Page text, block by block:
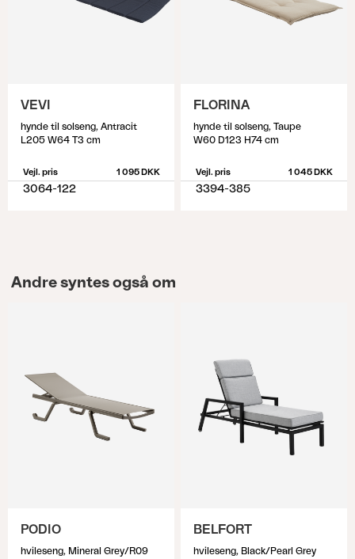
VEVI
hynde til solseng, Antracit
L205 W64 T3 cm
Vejl. pris 1 095 DKK
3064-122
FLORINA
hynde til solseng, Taupe
W60 D123 H74 cm
Vejl. pris 1 045 DKK
3394-385
Andre syntes også om
PODIO
hvileseng, Mineral Grey/R09
BELFORT
hvileseng, Black/Pearl Grey